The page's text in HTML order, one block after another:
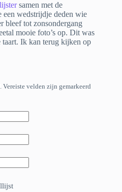
samen met de
een wedstrijdje deden wie
bleef tot zonsondergang
mooie foto’s op. Dit was
taart. Ik kan terug kijken op
Vereiste velden zijn gemarkeerd